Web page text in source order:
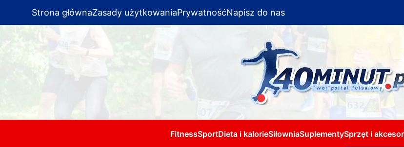
Strona głównaZasady użytkowaniaPrywatnośćNapisz do nas
FitnessSportDieta i kalorieSiłowniaSuplementySprzęt i